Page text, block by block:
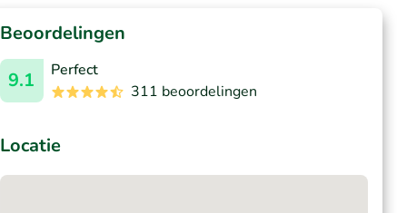
Beoordelingen
9.1
Perfect
311 beoordelingen
Locatie